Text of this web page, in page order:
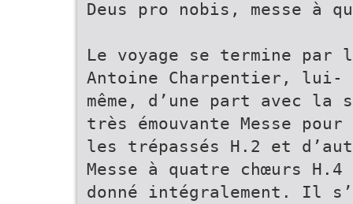
Deus pro nobis, messe à
Le voyage se termine
Antoine Charpentier, lui-
même, d’une part avec la
très émouvante Messe pour
les trépassés H.2 et
Messe à quatre chœurs H.4
donné intégralement. Il